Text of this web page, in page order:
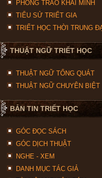
PHONG TRÀO KHAI MINH
TIỂU SỬ TRIẾT GIA
TRIẾT HỌC THỜI TRUNG
THUẬT NGỮ TRIẾT HỌC
THUẬT NGỮ TỔNG QUÁT
THUẬT NGỮ CHUYÊN BIỆT
BẢN TIN TRIẾT HỌC
GÓC ĐỌC SÁCH
GÓC DỊCH THUẬT
NGHE - XEM
DANH MỤC TÁC GIẢ